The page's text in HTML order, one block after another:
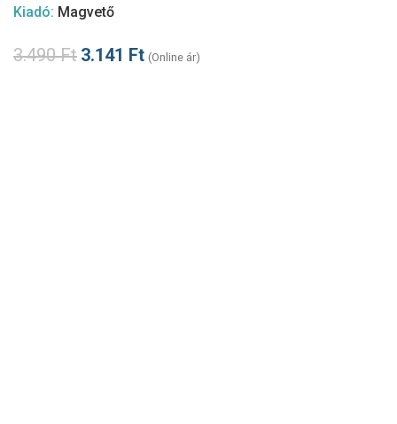
Kiadó: Magvető
3.490Ft 3.141 Ft (Online ár)